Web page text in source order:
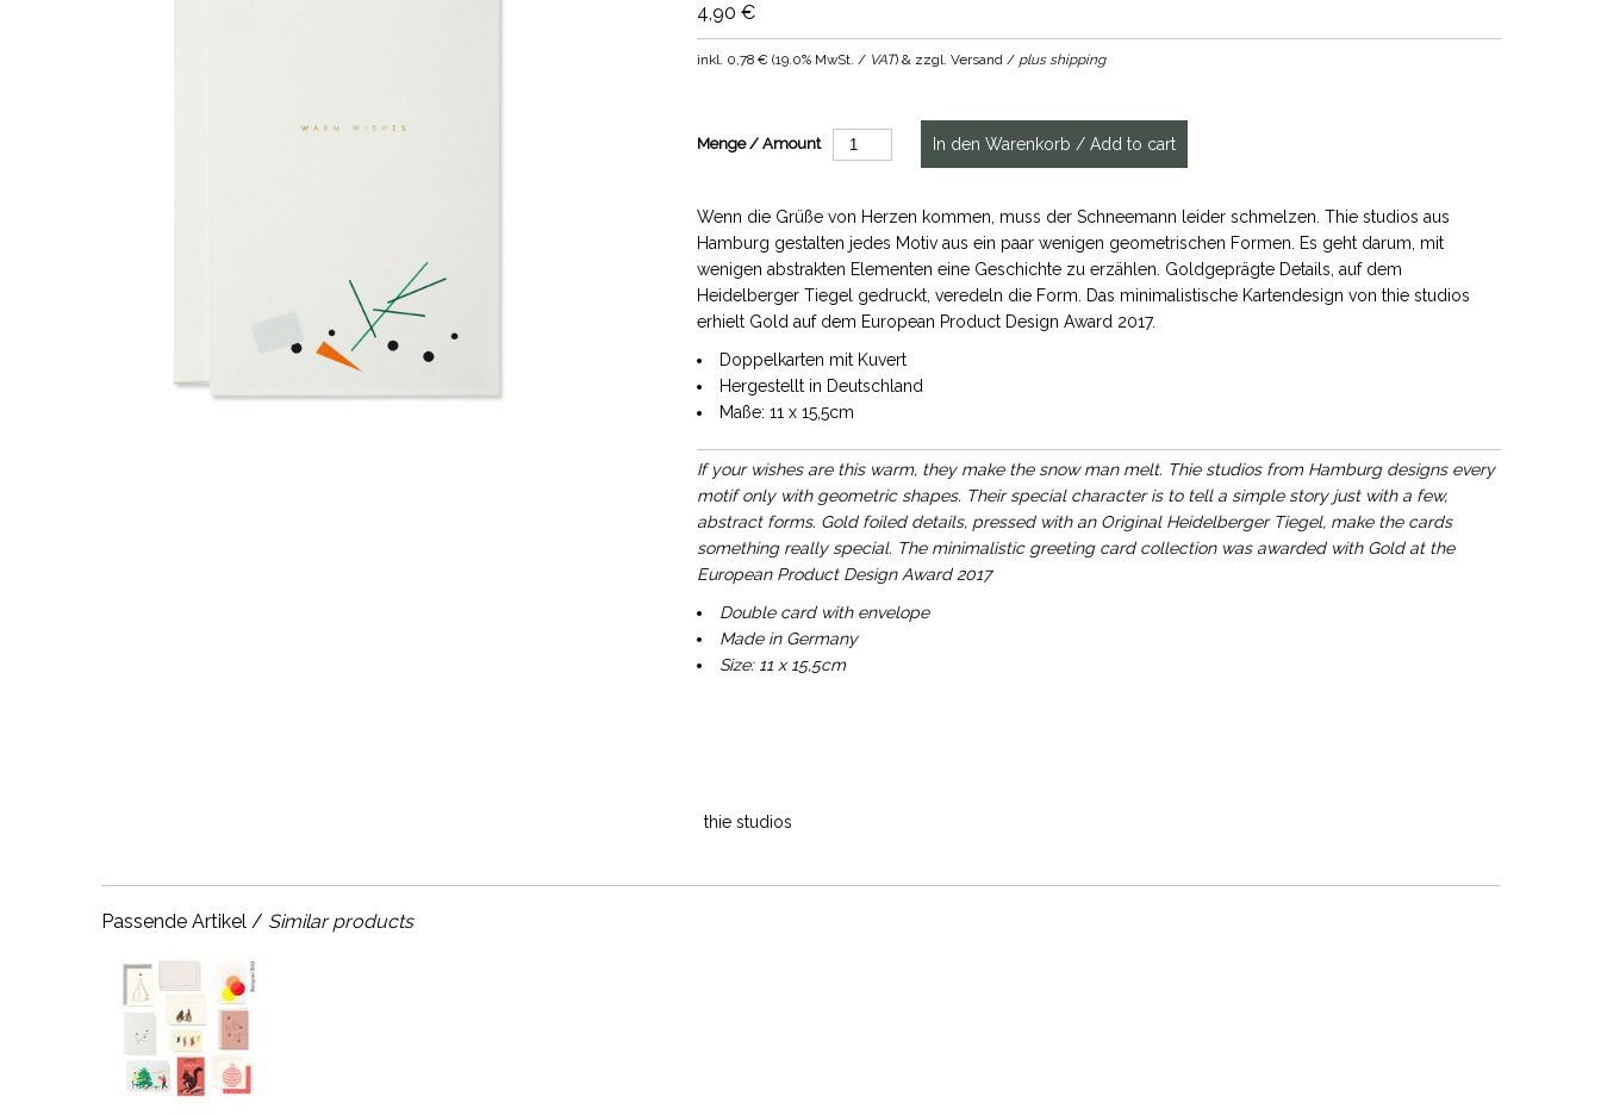
4,90 €
inkl. 0,78 € (19.0% MwSt. / VAT) & zzgl. Versand / plus shipping
Menge / Amount
Wenn die Grüße von Herzen kommen, muss der Schneemann leider schmelzen. Thie studios aus
Hamburg gestalten jedes Motiv aus ein paar wenigen geometrischen Formen. Es geht darum, mit
wenigen abstrakten Elementen eine Geschichte zu erzählen. Goldgeprägte Details, auf dem
Heidelberger Tiegel gedruckt, veredeln die Form. Das minimalistische Kartendesign von thie studios
erhielt Gold auf dem European Product Design Award 2017.
Doppelkarten mit Kuvert
Hergestellt in Deutschland
Maße: 11 x 15,5cm
If your wishes are this warm, they make the snow man melt. Thie studios from Hamburg designs every
motif only with geometric shapes. Their special character is to tell a simple story just with a few,
abstract forms. Gold foiled details, pressed with an Original Heidelberger Tiegel, make the cards
something really special. The minimalistic greeting card collection was awarded with Gold at the
European Product Design Award 2017
Double card with envelope
Made in Germany
Size: 11 x 15,5cm
thie studios
Passende Artikel / Similar products